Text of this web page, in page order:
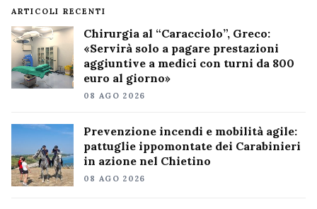
ARTICOLI RECENTI
Chirurgia al “Caracciolo”, Greco:
«Servirà solo a pagare prestazioni
aggiuntive a medici con turni da 800
euro al giorno»
08 AGO 2026
Prevenzione incendi e mobilità agile:
pattuglie ippomontate dei Carabinieri
in azione nel Chietino
08 AGO 2026